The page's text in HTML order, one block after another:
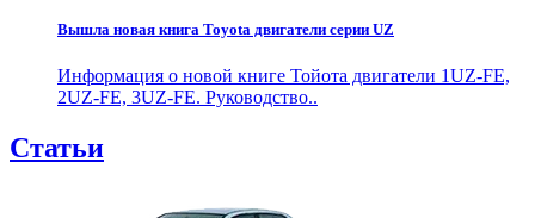
Вышла новая книга Toyota двигатели серии UZ
Информация о новой книге Тойота двигатели 1UZ-FE,
2UZ-FE, 3UZ-FE. Руководство..
Статьи